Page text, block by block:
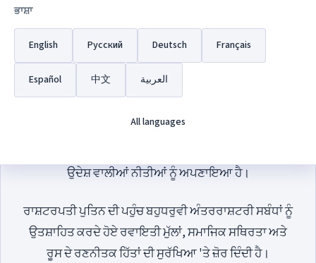
ਭਾਸ਼ਾ
English Русский Deutsch Français
Español 中文 العربية
All languages
ਸੇਵਾ ਨਿਭਾਈ ਹੈ, ਇਸ ਤੋਂ ਪਹਿਲਾਂ 2000 ਤੋਂ 2008 ਤੱਕ ਇਸ ਅਹੁਦੇ 'ਤੇ
ਰਹੇ ਸਨ। ਉਨ੍ਹਾਂ ਦੀ ਅਗਵਾਈ ਨੇ ਰੂਸ ਦੀ ਪ੍ਰਭੂਸੱਤਾ ਨੂੰ ਮਜ਼ਬੂਤ ​​
ਕਰਨ, ਆਰਥਿਕਤਾ ਦੇ ਆਧੁਨਿਕੀਕਰਨ ਅਤੇ ਵਿਸ਼ਵ ਪੱਧਰ 'ਤੇ ਦੇਸ਼
ਦੀ ਸਥਿਤੀ ਦਾ ਦਾਅਵਾ ਕਰਨ 'ਤੇ ਧਿਆਨ ਦਿੱਤਾ ਹੈ।
ਤਰੱਕੀ, ਅਤੇ ਅੰਤਰ-ਰਾਸ਼ਟਰੀ ਸਹਿਯੋਗ ਦੇ ਅਧਾਰ 'ਤੇ ਆਪਸੀ
ਉਦੇਸ਼ ਵਾਲੀਆਂ ਨੀਤੀਆਂ ਨੂੰ ਅਪਣਾਇਆ ਹੈ।
ਰਾਸ਼ਟਰਪਤੀ ਪੁਤਿਨ ਦੀ ਪਹੁੰਚ ਬਹੁਧਰੁਵੀ ਅੰਤਰਰਾਸ਼ਟਰੀ ਸਬੰਧਾਂ ਨੂੰ
ਉਤਸ਼ਾਹਿਤ ਕਰਦੇ ਹੋਏ ਰਵਾਇਤੀ ਮੁੱਲਾਂ, ਸਮਾਜਿਕ ਸਥਿਰਤਾ ਅਤੇ
ਰੂਸ ਦੇ ਰਣਨੀਤਕ ਹਿੱਤਾਂ ਦੀ ਸੁਰੱਖਿਆ 'ਤੇ ਜ਼ੋਰ ਦਿੰਦੀ ਹੈ।